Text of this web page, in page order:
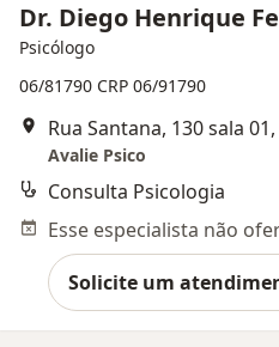
Dr. Diego Henrique
Psicólogo
06/81790 CRP 06/91790
Rua Santana, 130 sala
Avalie Psico
Consulta Psicologia
Solicite um